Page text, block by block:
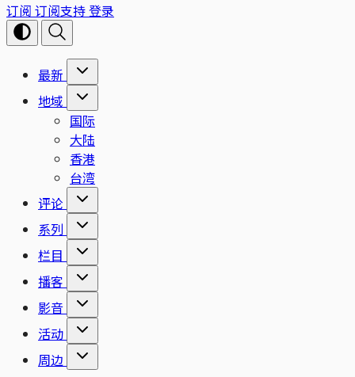
订阅 订阅支持登录
最新
地域
国际
大陆
香港
台湾
评论
系列
栏目
播客
影音
活动
周边